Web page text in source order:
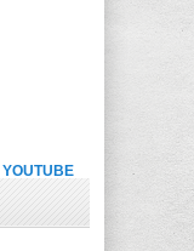
YOUTUBE